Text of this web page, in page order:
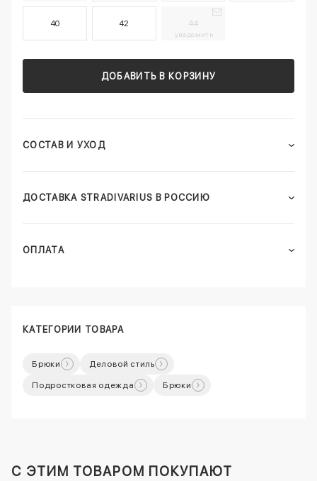
40 42 44
уведомить
ДОБАВИТЬ В КОРЗИНУ
СОСТАВ И УХОД
ДОСТАВКА STRADIVARIUS В РОССИЮ
ОПЛАТА
КАТЕГОРИИ ТОВАРА
Брюки Деловой стиль
Подростковая одежда Брюки
C ЭТИМ ТОВАРОМ ПОКУПАЮТ